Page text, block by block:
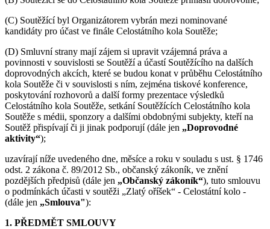
(C) Soutěžící byl Organizátorem vybrán mezi nominované
kandidáty pro účast ve finále Celostátního kola Soutěže;
(D) Smluvní strany mají zájem si upravit vzájemná práva a
povinnosti v souvislosti se Soutěží a účastí Soutěžícího na dalších
doprovodných akcích, které se budou konat v průběhu Celostátního
kola Soutěže či v souvislosti s ním, zejména tiskové konference,
poskytování rozhovorů a další formy prezentace výsledků
Celostátního kola Soutěže, setkání Soutěžících Celostátního kola
Soutěže s médii, sponzory a dalšími obdobnými subjekty, kteří na
Soutěž přispívají či ji jinak podporují (dále jen „Doprovodné
aktivity“);
uzavírají níže uvedeného dne, měsíce a roku v souladu s ust. § 1746
odst. 2 zákona č. 89/2012 Sb., občanský zákoník, ve znění
pozdějších předpisů (dále jen „Občanský zákoník“), tuto smlouvu
o podmínkách účasti v soutěži „Zlatý oříšek“ - Celostátní kolo -
(dále jen „Smlouva"):
1. PŘEDMĚT SMLOUVY